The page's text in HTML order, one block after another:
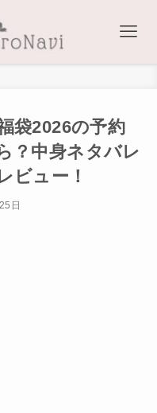
袋2026の予約
？中身ネタバレ
ビュー！
日